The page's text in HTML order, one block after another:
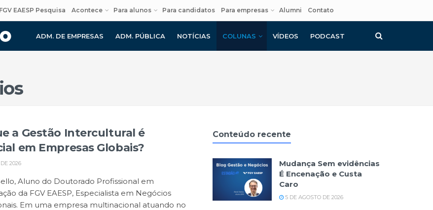
FGV EAESP Pesquisa Acontece Para alunos Para candidatos Para empresas Alumni Contato
ADM. DE EMPRESAS ADM. PÚBLICA NOTÍCIAS COLUNAS VÍDEOS PODCAST
a Gestão Intercultural é
em Empresas Globais?
2026
Aluno do Doutorado Profissional em
da FGV EAESP, Especialista em Negócios
Em uma empresa multinacional atuando no
Conteúdo recente
Mudança Sem evidências
É Encenação e Custa
Caro
5 DE AGOSTO DE 2026